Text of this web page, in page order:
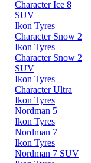
Character Ice 8
SUV
Ikon Tyres
Character Snow 2
Ikon Tyres
Character Snow 2
SUV
Ikon Tyres
Character Ultra
Ikon Tyres
Nordman 5
Ikon Tyres
Nordman 7
Ikon Tyres
Nordman 7 SUV